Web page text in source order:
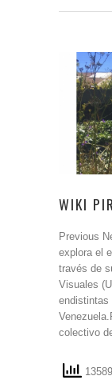
WIKI
Previous
explora el
través de
Visuales
endistintas
colectivo